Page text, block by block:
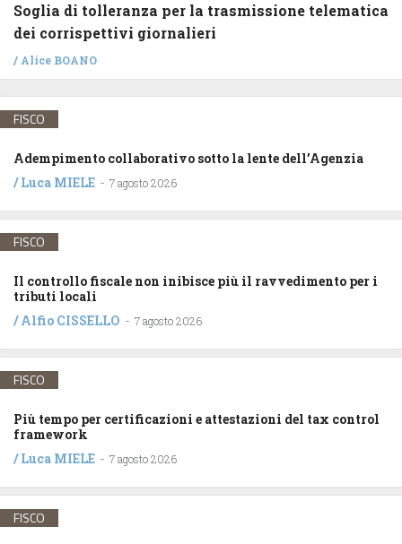
Soglia di tolleranza per la trasmissione telematica
dei corrispettivi giornalieri
/ Alice BOANO
FISCO
Adempimento collaborativo sotto la lente dell’Agenzia
/Luca MIELE - 7 agosto 2026
FISCO
Il controllo fiscale non inibisce più il ravvedimento per i
tributi locali
/Alfio CISSELLO - 7 agosto 2026
FISCO
Più tempo per certificazioni e attestazioni del tax control
framework
/Luca MIELE - 7 agosto 2026
FISCO